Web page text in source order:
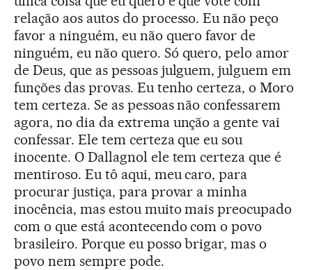
relação aos autos do processo. Eu não peço
favor a ninguém, eu não quero favor de
ninguém, eu não quero. Só quero, pelo amor
de Deus, que as pessoas julguem, julguem em
funções das provas. Eu tenho certeza, o Moro
tem certeza. Se as pessoas não confessarem
agora, no dia da extrema unção a gente vai
confessar. Ele tem certeza que eu sou
inocente. O Dallagnol ele tem certeza que é
mentiroso. Eu tô aqui, meu caro, para
procurar justiça, para provar a minha
inocência, mas estou muito mais preocupado
com o que está acontecendo com o povo
brasileiro. Porque eu posso brigar, mas o
povo nem sempre pode.